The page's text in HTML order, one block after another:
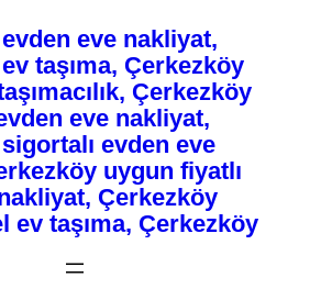
eve nakliyat,
taşıma, Çerkezköy
Çerkezköy
eve nakliyat,
evden eve
uygun fiyatlı
Çerkezköy
ev taşıma, Çerkezköy